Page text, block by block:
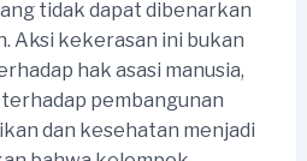
tidak dapat dibenarkan
Aksi kekerasan ini bukan
hak asasi manusia,
pembangunan
dan kesehatan menjadi